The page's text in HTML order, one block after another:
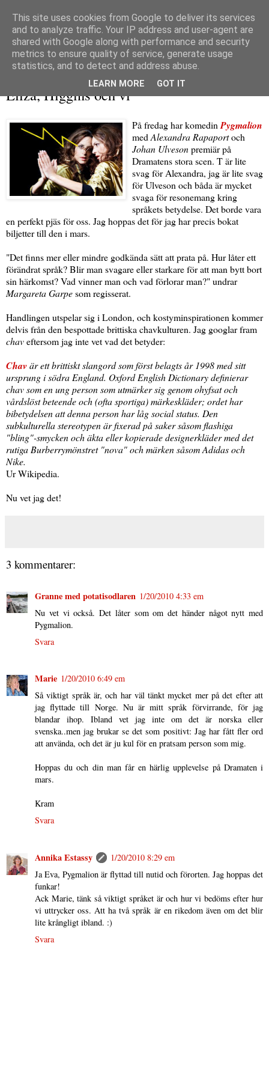
Eliza, Higgins och vi
På fredag har komedin Pygmalion
med Alexandra Rapaportoch
Johan Ulvesonpremiär på
Dramatens stora scen. T är lite
svag för Alexandra, jag är lite svag
för Ulveson och båda är mycket
svaga för resonemang kring
språkets betydelse. Det borde vara
en perfekt pjäs för oss. Jag hoppas det för jag har precis bokat
biljetter till den i mars.
"Det finns mer eller mindre godkända sätt att prata på. Hur låter ett
förändrat språk? Blir man svagare eller starkare för att man bytt bort
sin härkomst? Vad vinner man och vad förlorar man?" undrar
Margareta Garpesom regisserat.
Handlingen utspelar sig i London, och kostyminspirationen kommer
delvis från den bespottade brittiska chavkulturen. Jag googlar fram
chaveftersom jag inte vet vad det betyder:
Chavär ett brittiskt slangord som först belagts år 1998 med sitt
ursprung i södra England. Oxford English Dictionary definierar
chav som en ung person som utmärker sig genom ohyfsat och
vårdslöst beteende och (ofta sportiga) märkeskläder; ordet har
bibetydelsen att denna person har låg social status. Den
subkulturella stereotypen är fixerad på saker såsom flashiga
"bling"-smycken och äkta eller kopierade designerkläder med det
rutiga Burberrymönstret "nova" och märken såsom Adidas och
Nike.
Ur Wikipedia.
Nu vet jag det!
3 kommentarer:
Granne med potatisodlaren 1/20/2010 4:33 em
Nu vet vi också. Det låter som om det händer något nytt med
Pygmalion.
Svara
Marie 1/20/2010 6:49 em
Så viktigt språk är, och har väl tänkt mycket mer på det efter att
jag flyttade till Norge. Nu är mitt språk förvirrande, för jag
blandar ihop. Ibland vet jag inte om det är norska eller
svenska..men jag brukar se det som positivt: Jag har fått fler ord
att använda, och det är ju kul för en pratsam person som mig.
Hoppas du och din man får en härlig upplevelse på Dramaten i
mars.
Kram
Svara
Annika Estassy
1/20/2010 8:29 em
Ja Eva, Pygmalion är flyttad till nutid och förorten. Jag hoppas det
funkar!
Ack Marie, tänk så viktigt språket är och hur vi bedöms efter hur
vi uttrycker oss. Att ha två språk är en rikedom även om det blir
lite krångligt ibland. :)
Svara
This site uses cookies from Google to deliver its services
and to analyze traffic. Your IP address and user-agent are
shared with Google along with performance and security
metrics to ensure quality of service, generate usage
statistics, and to detect and address abuse.
LEARN MORE GOT IT